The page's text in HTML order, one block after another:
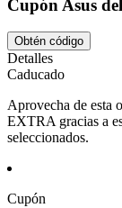
Cupón Asus
Obtén código
Detalles
Caducado
Aprovecha de esta
EXTRA gracias a
seleccionados.
Cupón